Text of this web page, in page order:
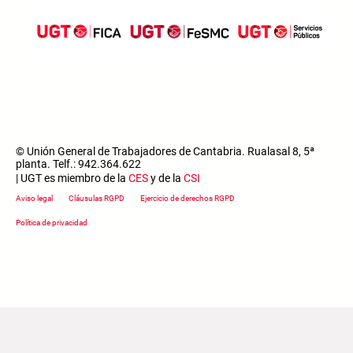
© Unión General de Trabajadores de Cantabria. Rualasal 8, 5ª
planta. Telf.: 942.364.622
| UGT es miembro de la CESy de la CSI
Footer menu
Aviso legal Cláusulas RGPD Ejercicio de derechos RGPD
Política de privacidad